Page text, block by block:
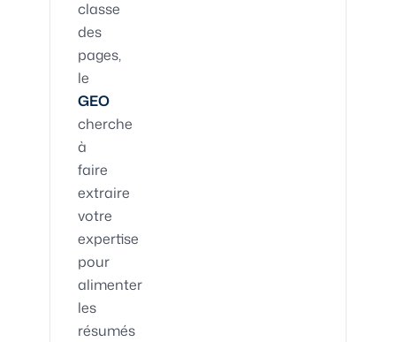
classe
des
pages,
le
GEO
cherche
à
faire
extraire
votre
expertise
pour
alimenter
les
résumés